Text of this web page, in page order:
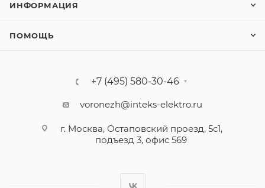
ИНФОРМАЦИЯ
ПОМОЩЬ
+7 (495) 580-30-46
voronezh@inteks-elektro.ru
г. Москва, Остаповский проезд, 5с1,
подъезд 3, офис 569